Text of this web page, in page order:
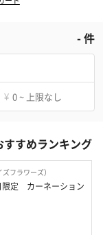
-件
¥ 0 ~ 上限なし
すめランキング
フラワーズ）
定　カーネーション